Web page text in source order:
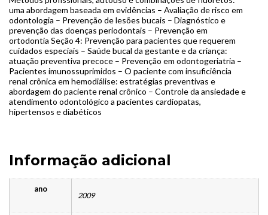
uma abordagem baseada em evidências – Avaliação de risco em
odontologia – Prevenção de lesões bucais – Diagnóstico e
prevenção das doenças periodontais – Prevenção em
ortodontia Seção 4: Prevenção para pacientes que requerem
cuidados especiais – Saúde bucal da gestante e da criança:
atuação preventiva precoce – Prevenção em odontogeriatria –
Pacientes imunossuprimidos – O paciente com insuficiência
renal crônica em hemodiálise: estratégias preventivas e
abordagem do paciente renal crônico – Controle da ansiedade e
atendimento odontológico a pacientes cardiopatas,
hipertensos e diabéticos
Informação adicional
ano
2009